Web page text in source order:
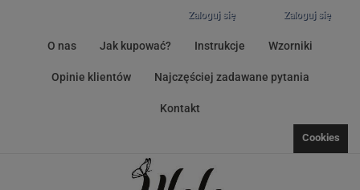
Zaloguj się
Zaloguj się
O nas Jak kupować? Instrukcje Wzorniki
Opinie klientów Najczęściej zadawane pytania
Kontakt
Cookies